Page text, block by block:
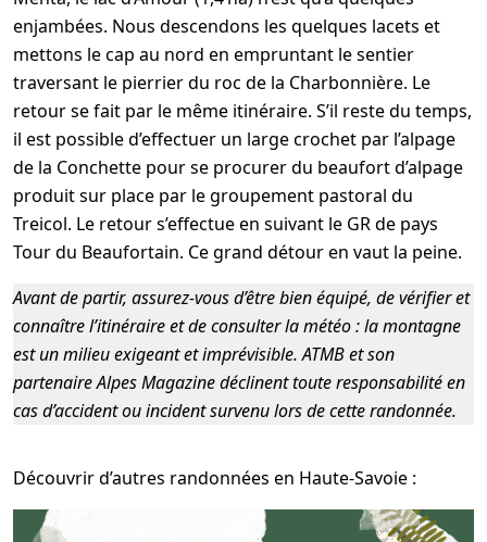
enjambées. Nous descendons les quelques lacets et
mettons le cap au nord en empruntant le sentier
traversant le pierrier du roc de la Charbonnière. Le
retour se fait par le même itinéraire. S’il reste du temps,
il est possible d’effectuer un large crochet par l’alpage
de la Conchette pour se procurer du beaufort d’alpage
produit sur place par le groupement pastoral du
Treicol. Le retour s’effectue en suivant le GR de pays
Tour du Beaufortain. Ce grand détour en vaut la peine.
Avant de partir, assurez-vous d’être bien équipé, de vérifier et
connaître l’itinéraire et de consulter la météo : la montagne
est un milieu exigeant et imprévisible. ATMB et son
partenaire Alpes Magazine déclinent toute responsabilité en
cas d’accident ou incident survenu lors de cette randonnée.
Découvrir d’autres randonnées en Haute-Savoie :